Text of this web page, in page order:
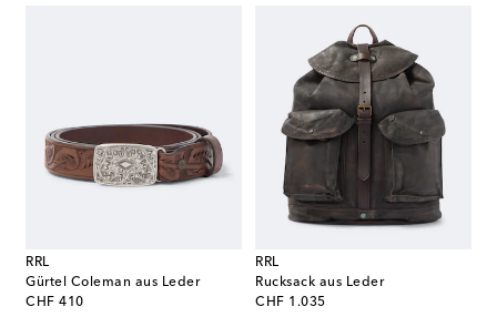
RRL
Gürtel Coleman aus Leder
CHF 410
original price
RRL
Rucksack aus Leder
CHF 1.035
original price